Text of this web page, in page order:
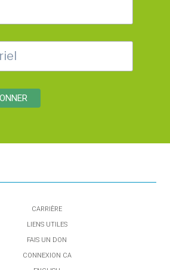
CARRIÈRE
LIENS UTILES
FAIS UN DON
CONNEXION CA